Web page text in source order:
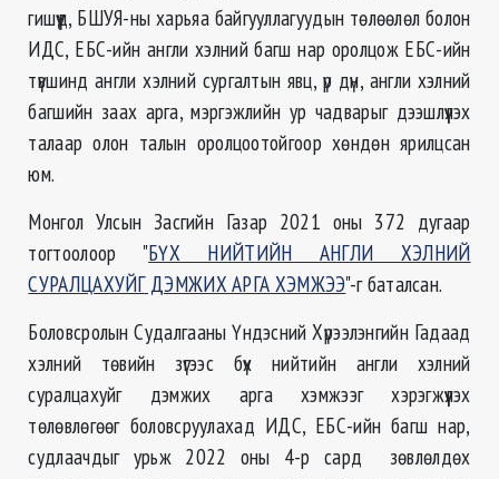
гишүүд, БШУЯ-ны харьяа байгууллагуудын төлөөлөл болон
ИДС, ЕБС-ийн англи хэлний багш нар оролцож ЕБС-ийн
түвшинд англи хэлний сургалтын явц, үр дүн, англи хэлний
багшийн заах арга, мэргэжлийн ур чадварыг дээшлүүлэх
талаар олон талын оролцоотойгоор хөндөн ярилцсан
юм.
Монгол Улсын Засгийн Газар 2021 оны 372 дугаар
тогтоолоор "БҮХ НИЙТИЙН АНГЛИ ХЭЛНИЙ
СУРАЛЦАХУЙГ ДЭМЖИХ АРГА ХЭМЖЭЭ"-г баталсан.
Боловсролын Судалгааны Үндэсний Хүрээлэнгийн Гадаад
хэлний төвийн зүгээс бүх нийтийн англи хэлний
суралцахуйг дэмжих арга хэмжээг хэрэгжүүлэх
төлөвлөгөөг боловсруулахад ИДС, ЕБС-ийн багш нар,
судлаачдыг урьж 2022 оны 4-р сард зөвлөлдөх